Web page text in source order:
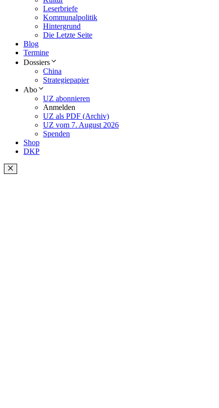
Leserbriefe
Kommunalpolitik
Hintergrund
Die Letzte Seite
Blog
Termine
Dossiers
China
Strategiepapier
Abo
UZ abonnieren
Anmelden
UZ als PDF (Archiv)
UZ vom 7. August 2026
Spenden
Shop
DKP
Schließen